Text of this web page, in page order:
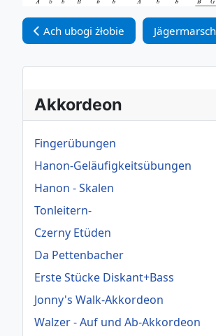
Vorheriger Beitrag: Ach ubogi żłobie
Ach ubogi żłobie Nächster
Akkordeon
Fingerübungen
Hanon-Geläufigkeitsübungen
Hanon - Skalen
Tonleitern-
Czerny Etüden
Da Pettenbacher
Erste Stücke Diskant+Bass
Jonny's Walk-Akkordeon
Walzer - Auf und Ab-Akkordeon